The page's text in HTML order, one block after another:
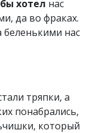
бы хотел нас
да во фраках.
нас
тряпки, а
понабрались,
который